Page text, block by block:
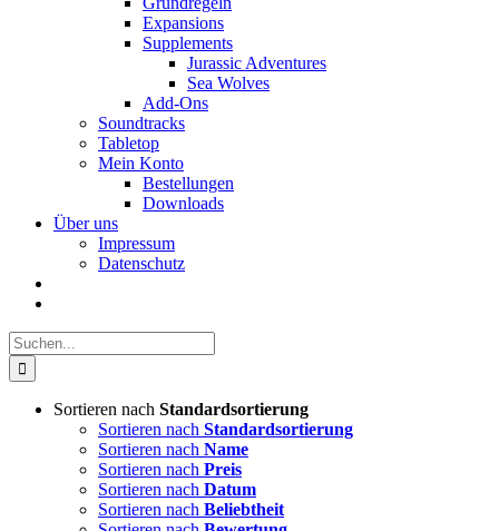
Expansions
Supplements
Jurassic Adventures
Sea Wolves
Add-Ons
Soundtracks
Tabletop
Mein Konto
Bestellungen
Downloads
Über uns
Impressum
Datenschutz
Suche
nach:
Sortieren nach Standardsortierung
Sortieren nach Standardsortierung
Sortieren nach Name
Sortieren nach Preis
Sortieren nach Datum
Sortieren nach Beliebtheit